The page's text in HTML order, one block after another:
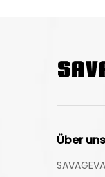
Über uns